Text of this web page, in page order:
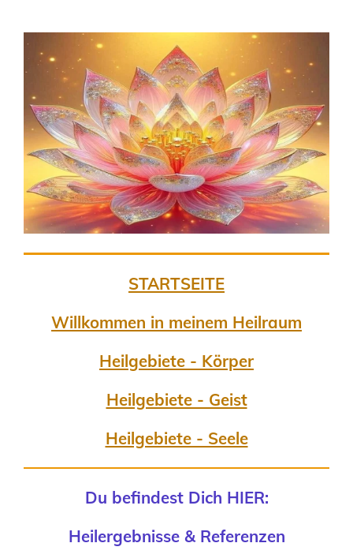
STARTSEITE
Willkommen in meinem Heilraum
Heilgebiete - Körper
Heilgebiete - Geist
Heilgebiete - Seele
Du befindest Dich HIER:
Heilergebnisse & Referenzen